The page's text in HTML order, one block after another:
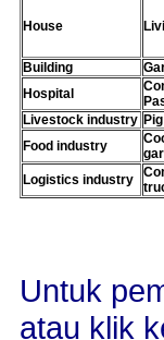
House
Building
Hospital
Livestock industry
Food industry
Logistics industry
Untuk
atau klik